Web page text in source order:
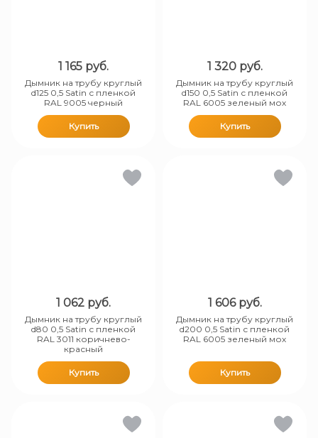
1 165 руб.
Дымник на трубу круглый
d125 0,5 Satin с пленкой
RAL 9005 черный
Купить
1 320 руб.
Дымник на трубу круглый
d150 0,5 Satin с пленкой
RAL 6005 зеленый мох
Купить
1 062 руб.
Дымник на трубу круглый
d80 0,5 Satin с пленкой
RAL 3011 коричнево-
красный
Купить
1 606 руб.
Дымник на трубу круглый
d200 0,5 Satin с пленкой
RAL 6005 зеленый мох
Купить